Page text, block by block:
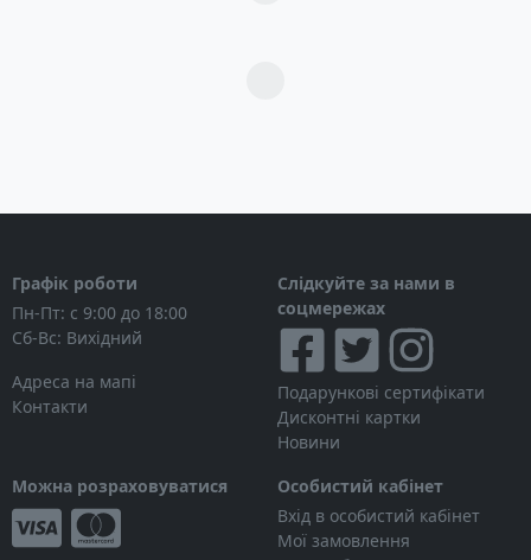
Графік роботи
Пн-Пт: с 9:00 до 18:00
Сб-Вс: Вихідний
Адреса на мапі
Контакти
Слідкуйте за нами в
соцмережах
Подарункові сертифікати
Дисконтні картки
Новини
Можна розраховуватися
Особистий кабінет
Вхід в особистий кабінет
Мої замовлення